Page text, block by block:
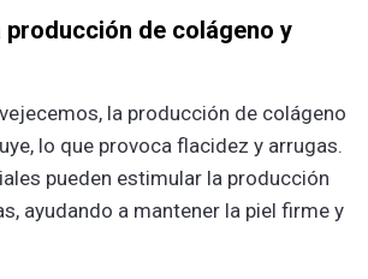
producción de colágeno y
la producción de colágeno
lo que provoca flacidez y arrugas.
pueden estimular la producción
ayudando a mantener la piel firme y